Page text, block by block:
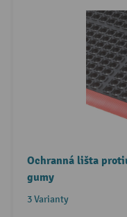
Ochranná lišta
gumy
3 Varianty